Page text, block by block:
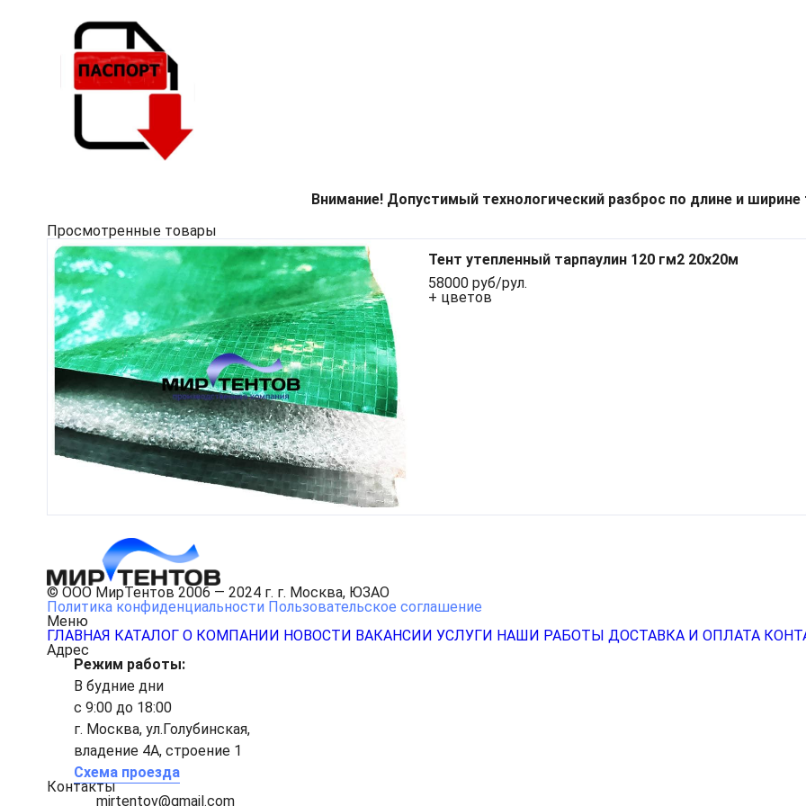
Внимание! Допустимый технологический разброс по длине и ширине
Просмотренные товары
Тент утепленный тарпаулин 120 гм2 20х20м
58000 руб/рул.
+ цветов
© ООО МирТентов 2006 — 2024 г. г. Москва, ЮЗАО
Политика конфиденциальности Пользовательское соглашение
Меню
ГЛАВНАЯ КАТАЛОГ О КОМПАНИИ НОВОСТИ ВАКАНСИИ УСЛУГИ НАШИ РАБОТЫ ДОСТАВКА И ОПЛАТА
Адрес
Режим работы:
В будние дни
с 9:00 до 18:00
г. Москва, ул.Голубинская,
владение 4А, строение 1
Схема проезда
Контакты
mirtentov@gmail.com